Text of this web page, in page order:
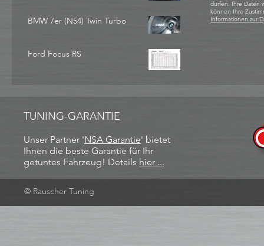
BMW 7er (N54) Twin Turbo
Ford Focus RS
dürfen. Ihre Daten
können Ihre
Informationen zur
TUNING-GARANTIE
Unser Partner 'NSA Garantie​' bietet
Ihnen die beste Garantie für Ihr
getuntes Fahrzeug! Details hier ...
© Rauscher Tuning